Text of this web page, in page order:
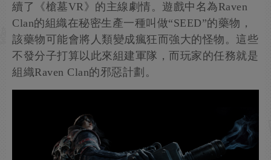
續了《槍墓VR》的主線劇情。遊戲中名為Raven
Clan的組織在秘密生產一種叫做“SEED”的藥物，
該藥物可能會將人類變成瘋狂而強大的怪物。這些
不發分子打算以此來組建軍隊，而玩家的任務就是
組織Raven Clan的邪惡計劃。